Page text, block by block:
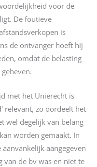
voor de
De foutieve
is
de ontvanger hoeft hij
omdat de belasting
met het Unierecht is
relevant, zo oordeelt het
wel degelijk van belang
worden gemaakt. In
aangegeven
van de bv was en niet te